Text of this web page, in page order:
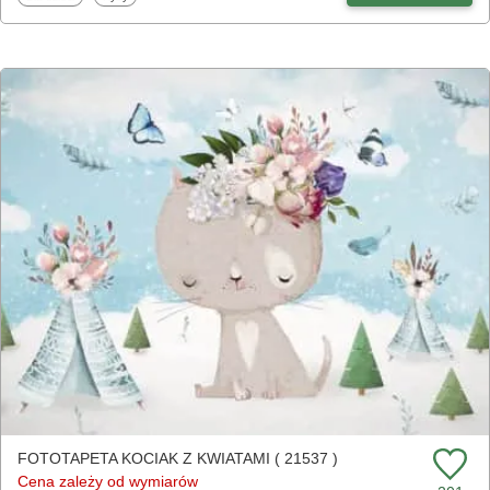
FOTOTAPETA KOCIAK Z KWIATAMI ( 21537 )
Cena zależy od wymiarów